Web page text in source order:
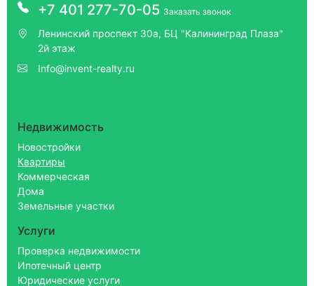
+7 401 277-70-05 Заказать звонок
Ленинский проспект 30а, БЦ "Калининград Плаза"
2й этаж
Info@invent-realty.ru
Недвижимость
Новостройки
Квартиры
Коммерческая
Дома
Земельные участки
Услуги
Проверка недвижимости
Ипотечный центр
Юридические услуги